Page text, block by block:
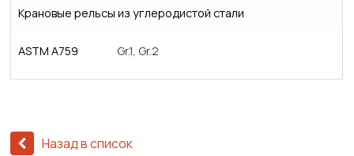
Крановые рельсы из углеродистой стали
ASTM A759 Gr.1, Gr.2
Назад в список